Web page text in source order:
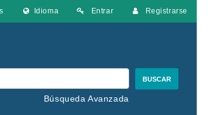
Entrar Registrarse
Idioma
BUSCAR
Búsqueda Avanzada